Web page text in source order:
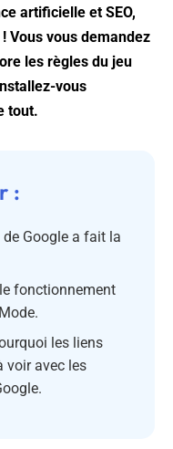
artificielle et SEO,
Vous vous demandez
les règles du jeu
vous
tout.
:
Google a fait la
fonctionnement
les liens
voir avec les